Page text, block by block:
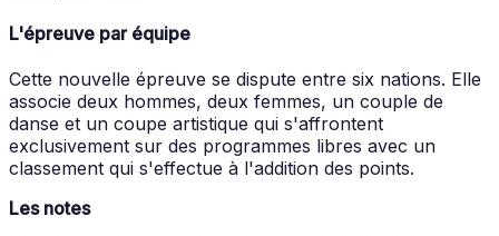
L'épreuve par équipe
Cette nouvelle épreuve se dispute entre six nations. Elle
associe deux hommes, deux femmes, un couple de
danse et un coupe artistique qui s'affrontent
exclusivement sur des programmes libres avec un
classement qui s'effectue à l'addition des points.
Les notes